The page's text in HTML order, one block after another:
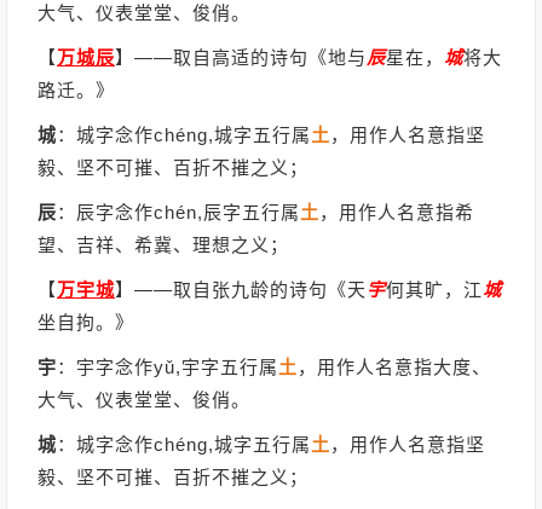
大气、仪表堂堂、俊俏。
【万城辰】 ——取自高适的诗句《地与辰星在， 城将大
路迁。》
城：城字念作chéng,城字五行属土 ，用作人名意指坚
毅、坚不可摧、百折不摧之义；
辰：辰字念作chén,辰字五行属土 ，用作人名意指希
望、吉祥、希冀、理想之义；
【万宇城】 ——取自张九龄的诗句《天 宇何其旷，江城
坐自拘。》
宇：宇字念作yǔ,宇字五行属土 ，用作人名意指大度、
大气、仪表堂堂、俊俏。
城：城字念作chéng,城字五行属土 ，用作人名意指坚
毅、坚不可摧、百折不摧之义；